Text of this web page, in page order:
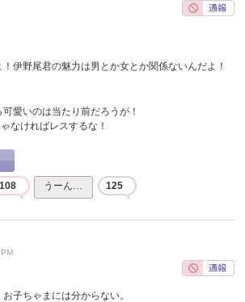
伊野尾君の魅力は男とか女とか関係ないんだよ！
愛いのは当たり前だろうが！
なければレスするな！
108 うーん… 125
子ちゃまには分からない。